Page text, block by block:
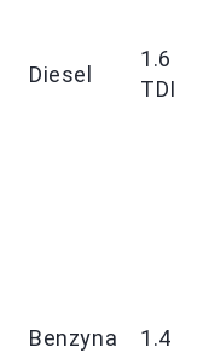
Diesel
1.6
TDI
Benzyna 1.4